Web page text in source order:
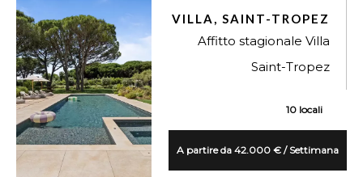
VILLA, SAINT-TROPEZ
Affitto stagionale Villa
Saint-Tropez
10 locali
A partire da 42.000 € / Settimana